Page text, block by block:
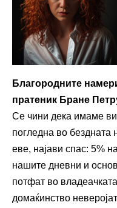
Благородните
пратеник Бране
Се чини дека имаме
погледна во бездната
еве, најави спас: 5%
нашите дневни и
потфат во
домаќинство